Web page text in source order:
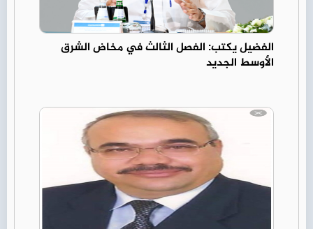
الفضيل يكتب: الفصل الثالث في مخاض الشرق
الأوسط الجديد